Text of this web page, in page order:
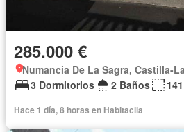
285.000 €
Numancia De La Sagra, Castilla-
3 Dormitorios
2 Baños
Hace 1 día, 8 horas en Habitaclia